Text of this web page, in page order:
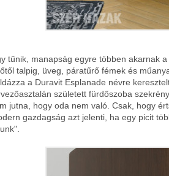
tűnik, manapság egyre többen akarnak
talpig, üveg, páratűrő fémek és
a Duravit Esplanade névre
született fürdőszoba
jutna, hogy oda nem való. Csak, hogy
gazdagság azt jelenti, ha egy picit